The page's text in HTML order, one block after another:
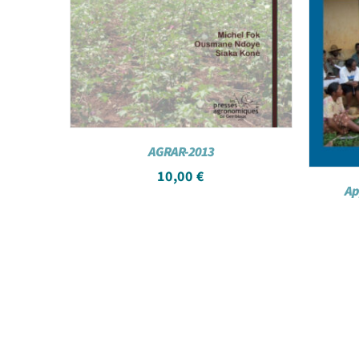
AGRAR-2013
10,00€